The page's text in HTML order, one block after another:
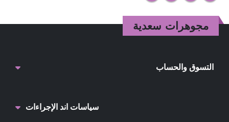
مجوهرات سعدية
التسوق والحساب
سياسات اند الإجراءات